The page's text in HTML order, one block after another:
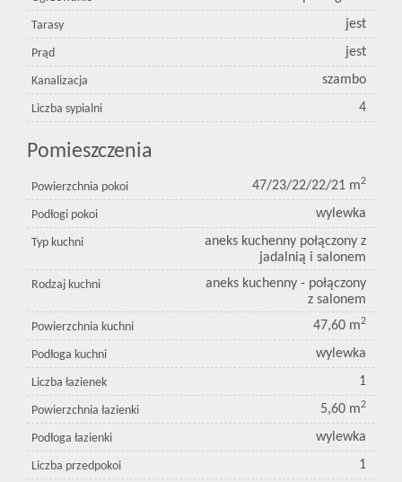
Tarasy jest
Prąd jest
Kanalizacja szambo
Liczba sypialni 4
Pomieszczenia
Powierzchnia pokoi 47/23/22/22/21 m2
Podłogi pokoi wylewka
Typ kuchni
aneks kuchenny połączony z
jadalnią i salonem
Rodzaj kuchni
aneks kuchenny - połączony
z salonem
Powierzchnia kuchni 47,60 m2
Podłoga kuchni wylewka
Liczba łazienek 1
Powierzchnia łazienki 5,60 m2
Podłoga łazienki wylewka
Liczba przedpokoi 1